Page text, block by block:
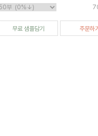
무료 샘플담기 주문하